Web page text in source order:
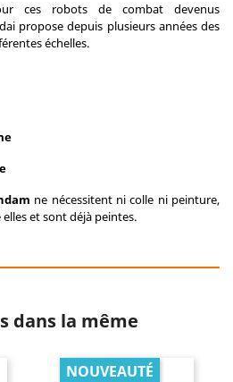
ces robots de combat devenus
propose depuis plusieurs années des
échelles.
ne nécessitent ni colle ni peinture,
elles et sont déjà peintes.
dans la même
NOUVEAUTÉ